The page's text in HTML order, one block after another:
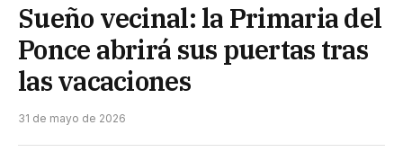
Sueño vecinal: la Primaria del
Ponce abrirá sus puertas tras
las vacaciones
31 de mayo de 2026